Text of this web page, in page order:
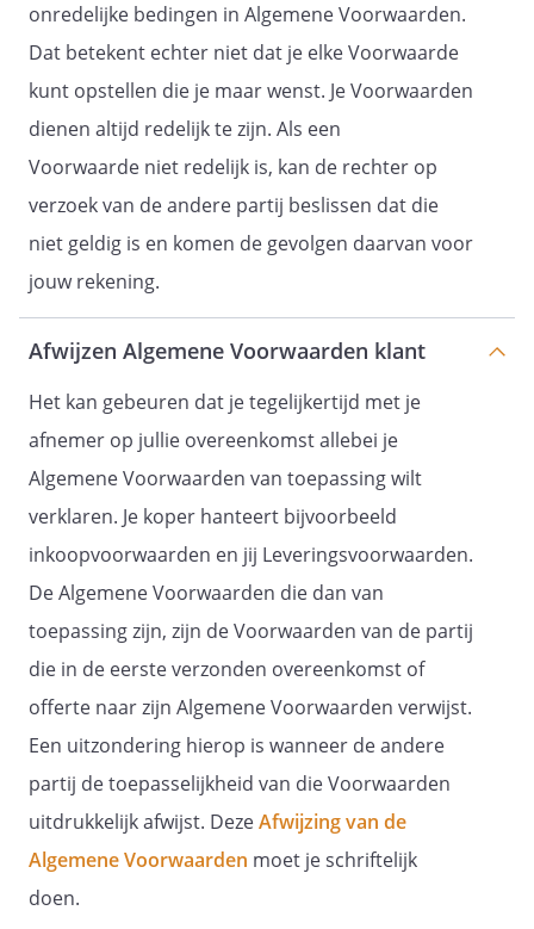
onredelijke bedingen in Algemene Voorwaarden.
Dat betekent echter niet dat je elke Voorwaarde
kunt opstellen die je maar wenst. Je Voorwaarden
dienen altijd redelijk te zijn. Als een
Voorwaarde niet redelijk is, kan de rechter op
verzoek van de andere partij beslissen dat die
niet geldig is en komen de gevolgen daarvan voor
jouw rekening.
Afwijzen Algemene Voorwaarden klant
Het kan gebeuren dat je tegelijkertijd met je
afnemer op jullie overeenkomst allebei je
Algemene Voorwaarden van toepassing wilt
verklaren. Je koper hanteert bijvoorbeeld
inkoopvoorwaarden en jij Leveringsvoorwaarden.
De Algemene Voorwaarden die dan van
toepassing zijn, zijn de Voorwaarden van de partij
die in de eerste verzonden overeenkomst of
offerte naar zijn Algemene Voorwaarden verwijst.
Een uitzondering hierop is wanneer de andere
partij de toepasselijkheid van die Voorwaarden
uitdrukkelijk afwijst. DezeAfwijzing van de
Algemene Voorwaarden moet je schriftelijk
doen.